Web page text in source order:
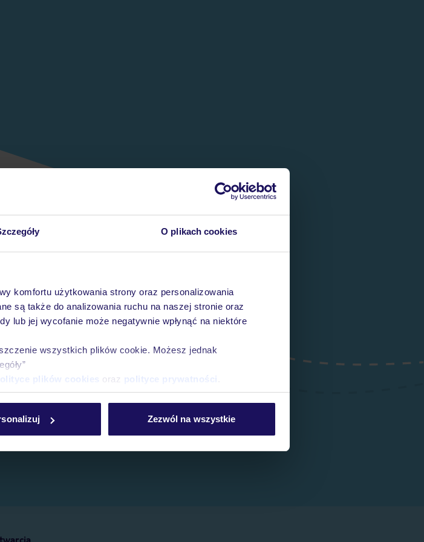
O plikach cookies
komfortu użytkowania strony oraz personalizowania
są także do analizowania ruchu na naszej stronie oraz
lub jej wycofanie może negatywnie wpłynąć na niektóre
wszystkich plików cookie. Możesz jednak
plików cookies oraz polityce prywatności
Zezwól na wszystkie